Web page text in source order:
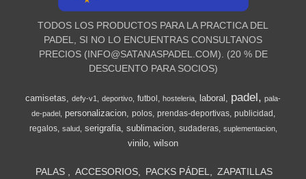
TODOS LOS PRODUCTOS PARA LA PRACTICA DEL
PADEL, SI NO LO ENCUENTRAS CONSULTANOS
PRECIOS (INFO@SATANASPADEL.COM). (20 % DE
DESCUENTO PARA SOCIOS)
camisetas defy-v1 deportivo futbol hosteleria laboral padel
pala-
de-padel
personalizacion polos prendas-deportivas publicidad
regalos
salud serigrafia sublimacion sudaderas suplementacion
vinilo wilson
PALAS ACCESORIOS PACKS PÁDEL
ZAPATILLAS